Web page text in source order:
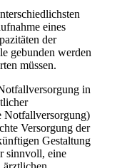
eines
der
gebunden werden
müssen.
in
Notfallversorgung)
Versorgung der
Gestaltung
sinnvoll, eine